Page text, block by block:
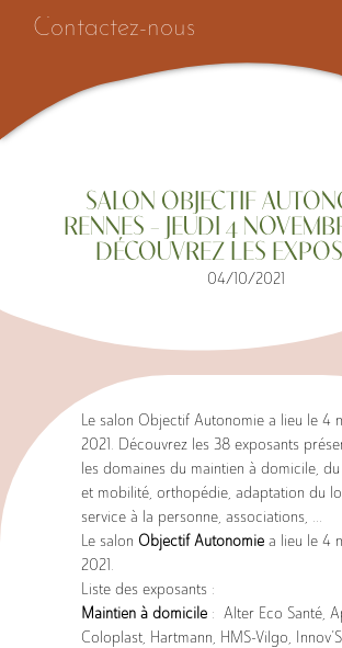
Contactez-nous
SALON OBJECTIF
RENNES – JEUDI 4
DÉCOUVREZ LES
04/10/2021
Le salon Objectif Autonomie a lieu le 4
2021. Découvrez les 38 exposants
les domaines du maintien à domicile,
et mobilité, orthopédie, adaptation du
service à la personne, associations, …
Le salon Objectif Autonomiea lieu le 4
2021.
Liste des exposants :
Maintien à domicile: Alter Eco Santé,
Coloplast, Hartmann, HMS-Vilgo,